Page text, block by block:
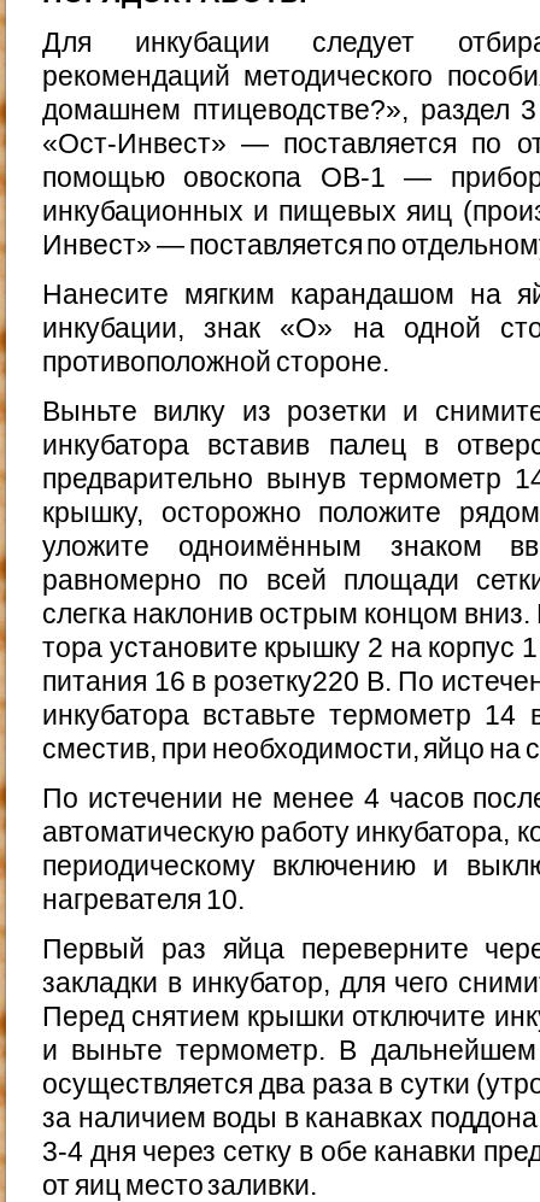
Для инкубации следует
рекомендаций методического
домашнем птицеводстве?», раздел
«Ост-Инвест» — поставляется по
помощью овоскопа ОВ-1 —
инкубационных и пищевых яиц
Инвест» — поставляется по
Нанесите мягким карандашом на
инкубации, знак «О» на одной
противоположной стороне.
Выньте вилку из розетки и
инкубатора вставив палец в
предварительно вынув термометр
крышку, осторожно положите
уложите одно­имённым знаком
равномерно по всей площади
слегка наклонив острым концом
тора установите крышку 2 на корпус
питания 16 в розетку220 В. По
инкубатора вставьте термометр
сместив, при необходимости, яйцо на
По истечении не менее 4 часов
автоматическую работу инкубатора,
периодическому включению и
нагревателя 10.
Первый раз яйца переверните
закладки в инкубатор, для чего
Перед снятием крышки отключите
и выньте термометр. В дальнейшем
осуществляется два раза в сутки
за наличием воды в канавках
3-4 дня через сетку в обе канавки
от яиц место заливки.